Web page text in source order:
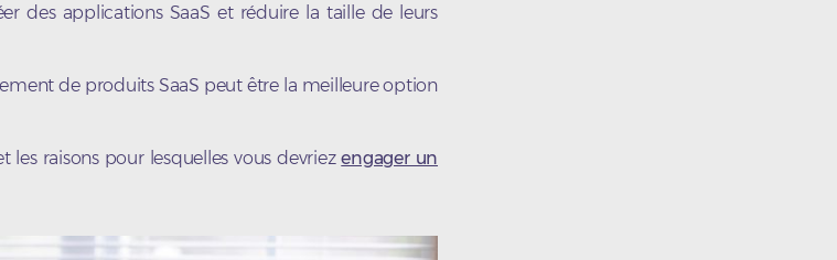
des applications SaaS et réduire la taille de leurs
de produits SaaS peut être la meilleure option
les raisons pour lesquelles vous devriezengager un